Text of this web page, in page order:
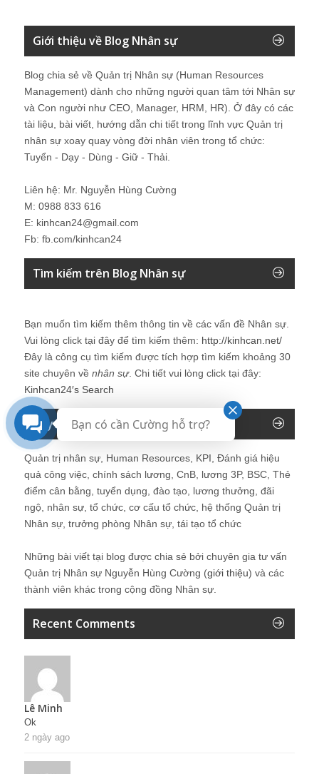
Giới thiệu về Blog Nhân sự
Blog chia sẻ về Quản trị Nhân sự (Human Resources
Management) dành cho những người quan tâm tới Nhân sự
và Con người như CEO, Manager, HRM, HR). Ở đây có các
tài liệu, bài viết, hướng dẫn chi tiết trong lĩnh vực Quản trị
nhân sự xoay quay vòng đời nhân viên trong tổ chức:
Tuyển - Dạy - Dùng - Giữ - Thải.
Liên hệ: Mr. Nguyễn Hùng Cường
M: 0988 833 616
E: kinhcan24@gmail.com
Fb: fb.com/kinhcan24
Tìm kiếm trên Blog Nhân sự
Bạn muốn tìm kiếm thêm thông tin về các vấn đề Nhân sự.
Vui lòng click tại đây để tìm kiếm thêm: http://kinhcan.net/
Đây là công cụ tìm kiếm được tích hợp tìm kiếm khoảng 30
site chuyên về nhân sự. Chi tiết vui lòng click tại đây:
Kinhcan24′s Search
Keyword của Blog
Quản trị nhân sự, Human Resources, KPI, Đánh giá hiệu
quả công việc, chính sách lương, CnB, lương 3P, BSC, Thẻ
điểm cân bằng, tuyển dụng, đào tạo, lương thưởng, đãi
ngộ, nhân sự, tổ chức, cơ cấu tổ chức, hệ thống Quản trị
Nhân sự, trưởng phòng Nhân sự, tái tạo tổ chức
Những bài viết tại blog được chia sẻ bởi chuyên gia tư vấn
Quản trị Nhân sự Nguyễn Hùng Cường (giới thiệu) và các
thành viên khác trong cộng đồng Nhân sự.
Recent Comments
Lê Minh
Ok
2 ngày ago
Bạn có cần Cường hỗ trợ?